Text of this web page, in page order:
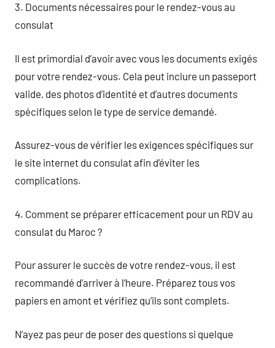
3. Documents nécessaires pour le rendez-vous au
consulat
Il est primordial d’avoir avec vous les documents exigés
pour votre rendez-vous. Cela peut inclure un passeport
valide, des photos d’identité et d’autres documents
spécifiques selon le type de service demandé.
Assurez-vous de vérifier les exigences spécifiques sur
le site internet du consulat afin d’éviter les
complications.
4. Comment se préparer efficacement pour un RDV au
consulat du Maroc ?
Pour assurer le succès de votre rendez-vous, il est
recommandé d’arriver à l’heure. Préparez tous vos
papiers en amont et vérifiez qu’ils sont complets.
N’ayez pas peur de poser des questions si quelque